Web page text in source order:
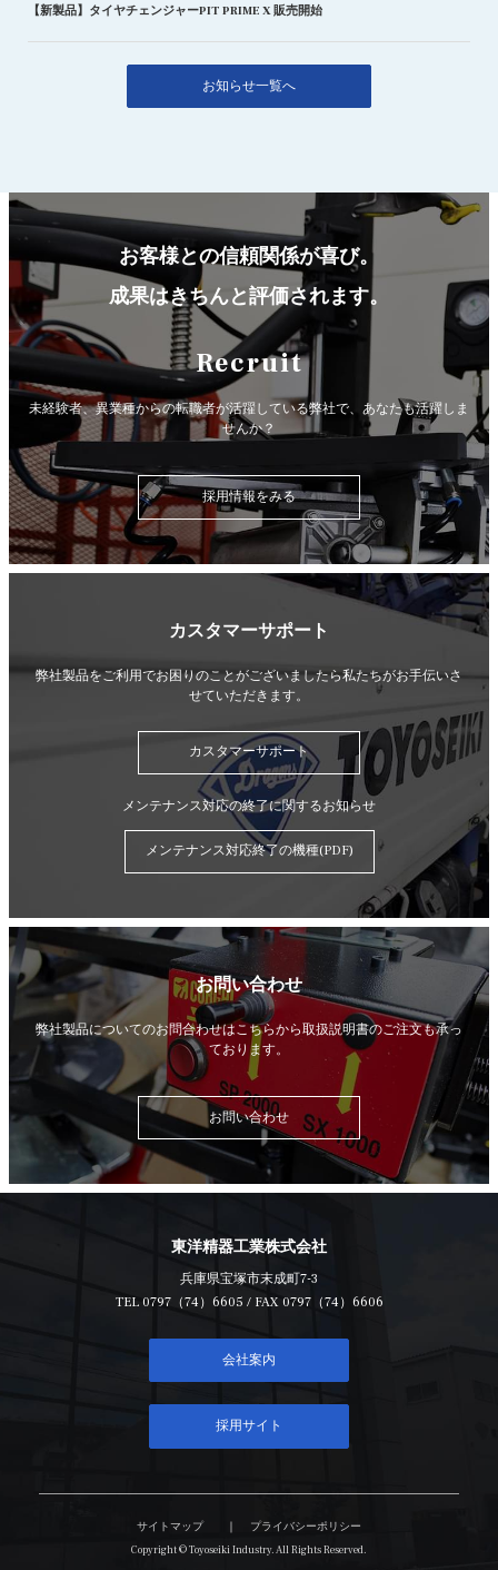
【新製品】タイヤチェンジャーPIT PRIME X 販売開始
お知らせ一覧へ
お客様との信頼関係が喜び。
成果はきちんと評価されます。
Recruit
未経験者、異業種からの転職者が活躍している弊社で、 あなたも活躍しま
せんか？
採用情報をみる
カスタマーサポート
弊社製品をご利用でお困りのことがございましたら私たちがお手伝いさ
せていただきます。
カスタマーサポート
メンテナンス対応の終了に関するお知らせ
メンテナンス対応終了の機種(PDF)
お問い合わせ
弊社製品についてのお問合わせはこちらから取扱説明書のご注文も承っ
ております。
お問い合わせ
東洋精器工業株式会社
兵庫県宝塚市末成町7-3
TEL 0797（74）6605 / FAX 0797（74）6606
会社案内
採用サイト
サイトマップ
プライバシーポリシー
Copyright © Toyoseiki Industry. All Rights Reserved.